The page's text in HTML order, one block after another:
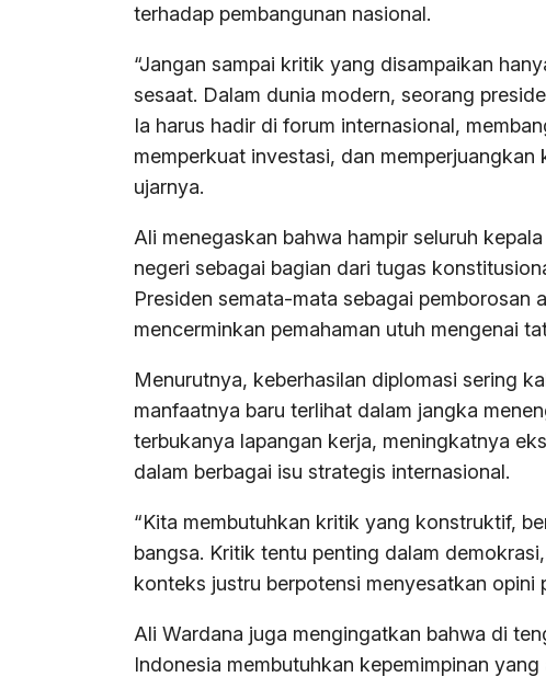
terhadap pembangunan nasional.
“Jangan sampai kritik yang disampaikan
sesaat. Dalam dunia modern, seorang
Ia harus hadir di forum internasional,
memperkuat investasi, dan
ujarnya.
Ali menegaskan bahwa hampir seluruh
negeri sebagai bagian dari tugas
Presiden semata-mata sebagai pemborosan
mencerminkan pemahaman utuh mengenai
Menurutnya, keberhasilan diplomasi sering
manfaatnya baru terlihat dalam jangka
terbukanya lapangan kerja, meningkatnya
dalam berbagai isu strategis internasional.
“Kita membutuhkan kritik yang konstruktif,
bangsa. Kritik tentu penting dalam
konteks justru berpotensi menyesatkan opini
Ali Wardana juga mengingatkan bahwa di
Indonesia membutuhkan kepemimpinan